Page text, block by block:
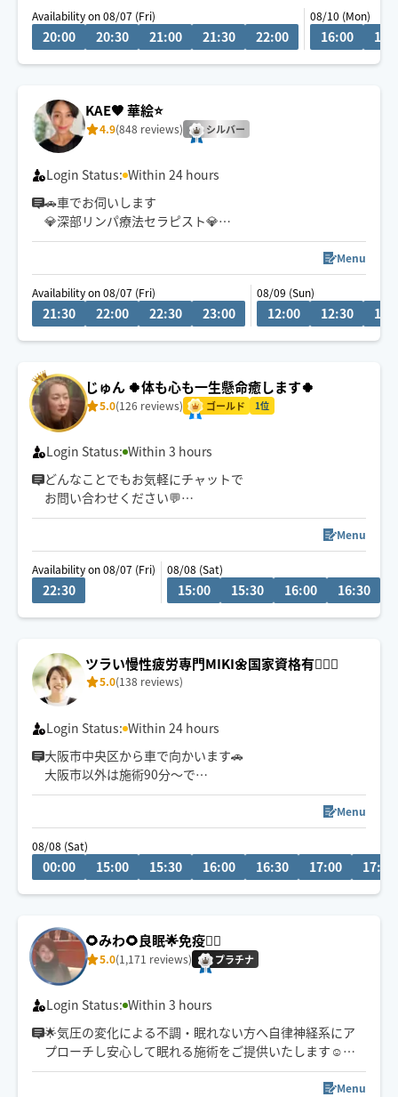
癒しの空間作りと本格技術で
サロンでのマッサージをそのままご自宅でご体感頂ける
なんなりとお申しつけください🌿
Availability on 08/07 (Fri)
20:00 20:30 21:00 21:30 22:00
08/10 (Mon)
16:00
KAE🧡 華絵⭐️
4.9(848 reviews) シルバー
Login Status: Within 24 hours
🚗車でお伺いします
💎深部リンパ療法セラピスト💎
笑顔と癒しの時間を大切にしています😊
深部リンパ療法で身体の巡りを整え、軽やかな毎日へ✨
肩こり・むくみ・疲労感・ストレスケアに◎
初めての方もお気軽にご利用ください🤗
西能勢口駅より北部）は90分以上でご予約ください🙏
Menu
Availability on 08/07 (Fri)
21:30 22:00 22:30 23:00
08/09 (Sun)
12:00 12:30
じゅん 🍀体も心も一生懸命癒します🍀
5.0(126 reviews) ゴールド 1位
Login Status: Within 3 hours
どんなことでもお気軽にチャットで
お問い合わせください💬
遠方の場合はロングでお願いする
場合がございます🍀
Menu
Availability on 08/07 (Fri)
22:30
08/08 (Sat)
15:00 15:30 16:00 16:30
ツラい慢性疲労専門MIKI🌼国家資格有🙆‍♀️✨
5.0(138 reviews)
Login Status: Within 24 hours
大阪市中央区から車で向かいます🚗
大阪市以外は施術90分〜で
お願いいたします🙇‍♀️
Menu
08/08 (Sat)
00:00 15:00 15:30 16:00 16:30 17:00 17:30
🌻みわ🌻良眠🌟免疫🏃‍♀️
5.0(1,171 reviews) プラチナ
Login Status: Within 3 hours
🌟気圧の変化による不調・眠れない方へ自律神経系にア
プローチし安心して眠れる施術をご提供いたします☺️
Menu